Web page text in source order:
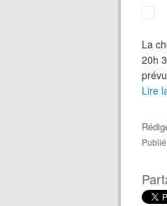
La
20h
Lire